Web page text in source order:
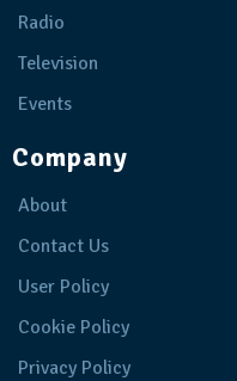
Radio
Television
Events
Company
About
Contact Us
User Policy
Cookie Policy
Privacy Policy